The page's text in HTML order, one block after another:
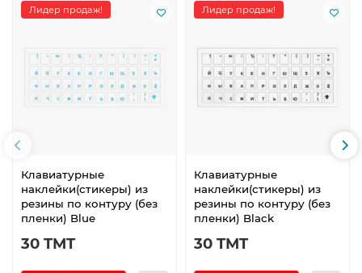
Лидер продаж!
Клавиатурные
наклейки(стикеры) из
резины по контуру (без
пленки) Blue
30 TMT
Лидер продаж!
Клавиатурные
наклейки(стикеры) из
резины по контуру (без
пленки) Black
30 TMT